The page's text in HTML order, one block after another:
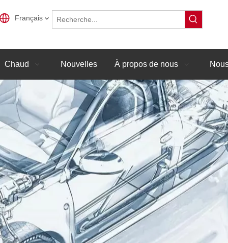
Français
Chaud Nouvelles À propos de nous